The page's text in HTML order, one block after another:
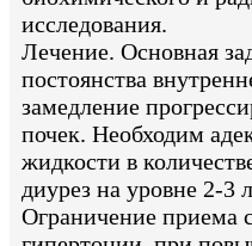
исследования.
Лечение. Основная
постоянства
замедление
почек. Необходим
жидкости в
диурез на уровне 2-3
Ограничение приема